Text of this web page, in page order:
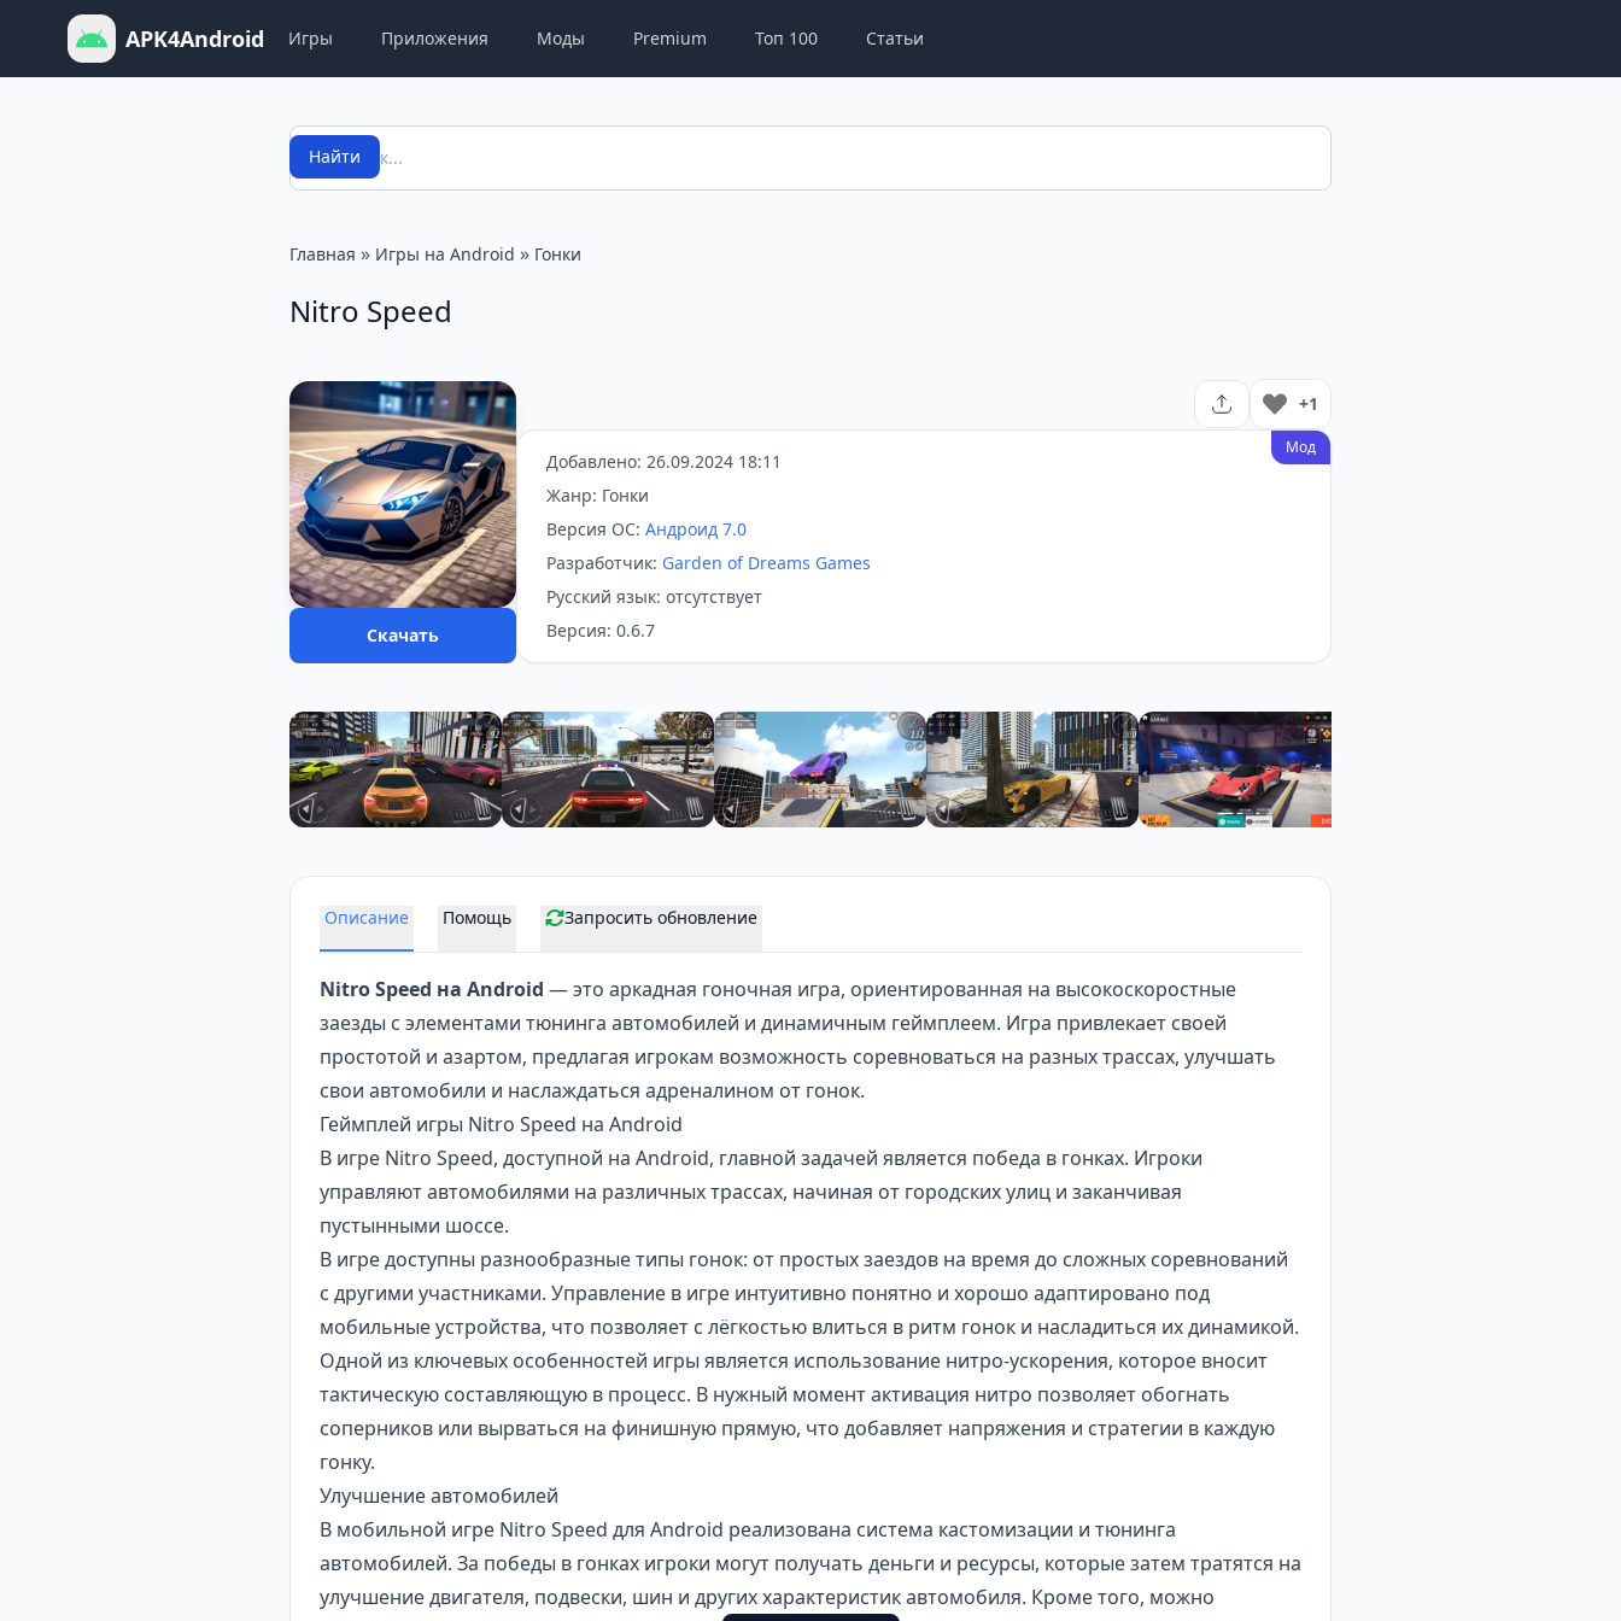
APK4Android Игры Приложения Моды Premium Топ 100 Статьи
Поиск
Найти
Главная » Игры на Android » Гонки
Nitro Speed
Скачать
+1
Мод
Добавлено: 26.09.2024 18:11
Жанр: Гонки
Версия ОС: Андроид 7.0
Разработчик: Garden of Dreams Games
Русский язык: отсутствует
Версия: 0.6.7
Описание Помощь Запросить обновление
Nitro Speed на Android — это аркадная гоночная игра, ориентированная на высокоскоростные
заезды с элементами тюнинга автомобилей и динамичным геймплеем. Игра привлекает своей
простотой и азартом, предлагая игрокам возможность соревноваться на разных трассах, улучшать
свои автомобили и наслаждаться адреналином от гонок.
Геймплей игры Nitro Speed на Android
В игре Nitro Speed, доступной на Android, главной задачей является победа в гонках. Игроки
управляют автомобилями на различных трассах, начиная от городских улиц и заканчивая
пустынными шоссе.
В игре доступны разнообразные типы гонок: от простых заездов на время до сложных соревнований
с другими участниками. Управление в игре интуитивно понятно и хорошо адаптировано под
мобильные устройства, что позволяет с лёгкостью влиться в ритм гонок и насладиться их динамикой.
Одной из ключевых особенностей игры является использование нитро-ускорения, которое вносит
тактическую составляющую в процесс. В нужный момент активация нитро позволяет обогнать
соперников или вырваться на финишную прямую, что добавляет напряжения и стратегии в каждую
гонку.
Улучшение автомобилей
В мобильной игре Nitro Speed для Android реализована система кастомизации и тюнинга
автомобилей. За победы в гонках игроки могут получать деньги и ресурсы, которые затем тратятся на
улучшение двигателя, подвески, шин и других характеристик автомобиля. Кроме того, можно